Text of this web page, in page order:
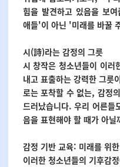
힘을 발견하고 있음을 보
애들'이 아닌 '미래를 바꿀
시(詩)라는 감정의 그릇
시 창작은 청소년들이 이러
내고 표출하는 강력한 그릇
로는 포착할 수 없는, 감정
드러났습니다. 우리 어른들
음을 표현해야 할 때가 아닐
감정 기반 교육: 미래를 위
이러한 청소년들의 기후감